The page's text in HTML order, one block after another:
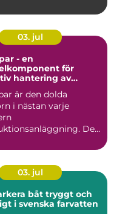
03. jul
- en
för
hantering av
är den dolda
i nästan varje
De
03. jul
båt tryggt och
i svenska farvatten